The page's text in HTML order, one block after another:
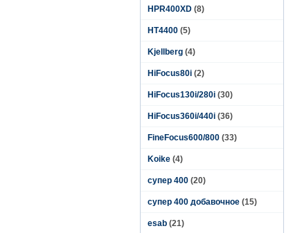
HPR400XD (8)
HT4400 (5)
Kjellberg (4)
HiFocus80i (2)
HiFocus130i/280i (30)
HiFocus360i/440i (36)
FineFocus600/800 (33)
Koike (4)
супер 400 (20)
супер 400 добавочное (15)
esab (21)